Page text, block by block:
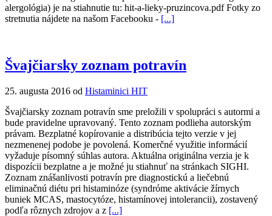
alergológia) je na stiahnutie tu: hit-a-lieky-pruzincova.pdf Fotky zo
stretnutia nájdete na našom Facebooku - [...]
Švajčiarsky zoznam potravín
25. augusta 2016 od Histaminici HIT
Švajčiarsky zoznam potravín sme preložili v spolupráci s autormi a
bude pravidelne upravovaný. Tento zoznam podlieha autorským
právam. Bezplatné kopírovanie a distribúcia tejto verzie v jej
nezmenenej podobe je povolená. Komerčné využitie informácií
vyžaduje písomný súhlas autora. Aktuálna originálna verzia je k
dispozícii bezplatne a je možné ju stiahnuť na stránkach SIGHI.
Zoznam znášanlivosti potravín pre diagnostickú a liečebnú
eliminačnú diétu pri histaminóze (syndróme aktivácie žírnych
buniek MCAS, mastocytóze, histamínovej intolerancii), zostavený
podľa rôznych zdrojov a z [...]